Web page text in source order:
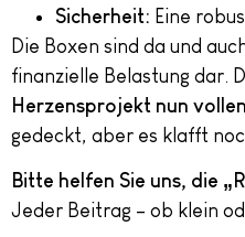
Sicherheit: Eine
Die Boxen sind da und
finanzielle Belastung dar.
Herzensprojekt nun
gedeckt, aber es klafft
Bitte helfen Sie uns, die
Jeder Beitrag – ob klein